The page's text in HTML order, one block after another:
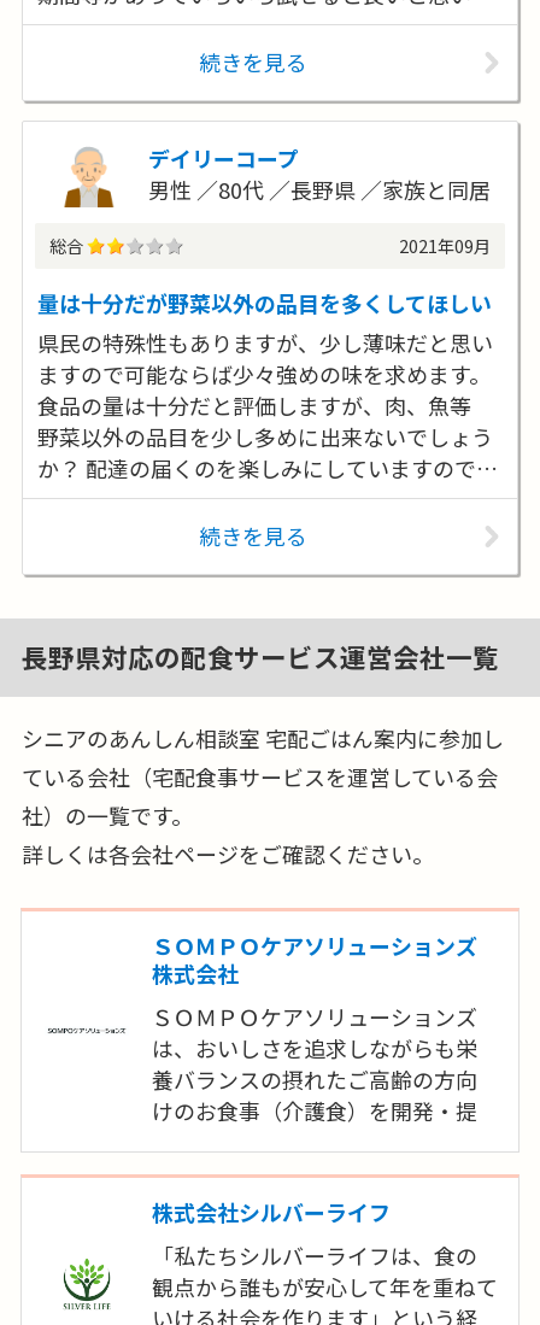
した。
続きを見る
デイリーコープ
男性
80代 長野県 家族と同居
総合 2021年09月
量は十分だが野菜以外の品目を多くしてほしい
県民の特殊性もありますが、少し薄味だと思い
ますので可能ならば少々強めの味を求めます。
食品の量は十分だと評価しますが、肉、魚等
野菜以外の品目を少し多めに出来ないでしょう
か？ 配達の届くのを楽しみにしていますので、
日毎にメインとなる品種の混載があれば尚更期
待の頻度がアップするのではと思います。配達
続きを見る
長野県対応の配食サービス運営会社一覧
シニアのあんしん相談室 宅配ごはん案内に参加し
ている会社（宅配食事サービスを運営している会
社）の一覧です。
詳しくは各会社ページをご確認ください。
ＳＯＭＰＯケアソリューションズ
株式会社
ＳＯＭＰＯケアソリューションズ
は、おいしさを追求しながらも栄
養バランスの摂れたご高齢の方向
けのお食事（介護食）を開発・提
齢者施設で培ったノウハウを生か
し開発した完全調理済み冷凍惣菜
2022年5月にご高齢の方の低栄養状
態をお食事で楽しみながら予防す
株式会社シルバーライフ
「私たちシルバーライフは、食の
観点から誰もが安心して年を重ねて
いける社会を作ります」という経